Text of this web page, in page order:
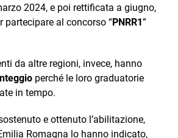
2024, e poi rettificata a giugno,
partecipare al concorso “PNRR1”
da altre regioni, invece, hanno
perché le loro graduatorie
in tempo.
e ottenuto l’abilitazione,
Romagna lo hanno indicato,